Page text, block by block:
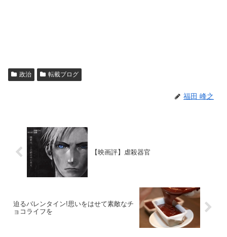
政治 転載ブログ
福田 峰之
【映画評】虐殺器官
迫るバレンタイン!思いをはせて素敵なチ
ョコライフを